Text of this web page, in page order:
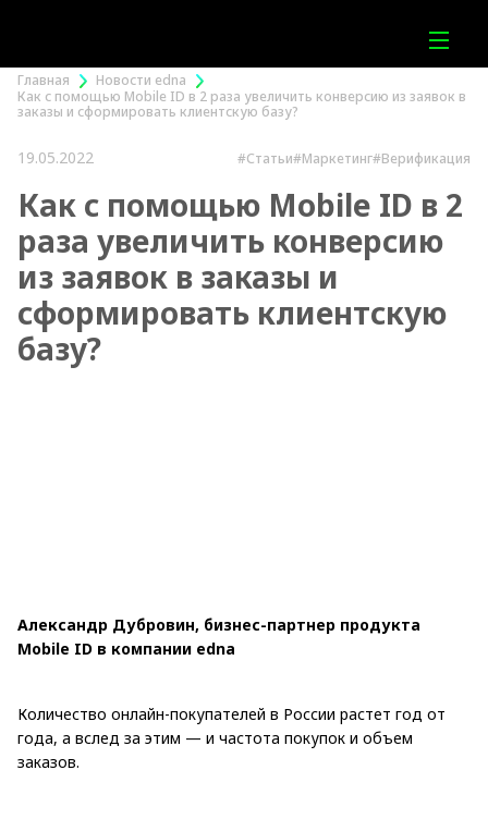
Главная
Новости edna
Как с помощью Mobile ID в 2 раза увеличить конверсию из заявок в
заказы и сформировать клиентскую базу?
19.05.2022 #Статьи#Маркетинг#Верификация
Как с помощью Mobile ID в 2
раза увеличить конверсию
из заявок в заказы и
сформировать клиентскую
базу?
Александр Дубровин, бизнес-партнер продукта
Mobile ID в компании edna
Количество онлайн-покупателей в России растет год от
года, а вслед за этим — и частота покупок и объем
заказов.